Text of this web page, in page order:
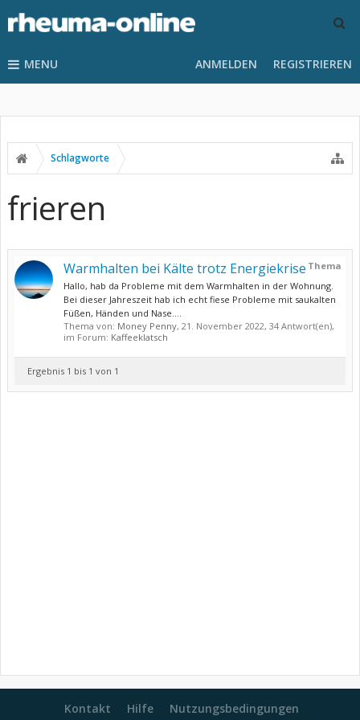
MENU ANMELDEN REGISTRIEREN
Schlagworte
frieren
Thema
Warmhalten bei Kälte trotz Energiekrise
Hallo, hab da Probleme mit dem Warmhalten in der Wohnung.
Bei dieser Jahreszeit hab ich echt fiese Probleme mit saukalten
Füßen, Händen und Nase....
Thema von: Money Penny, 21. November 2022, 34 Antwort(en),
im Forum: Kaffeeklatsch
Ergebnis 1 bis 1 von 1
Kontakt Hilfe Nutzungsbedingungen